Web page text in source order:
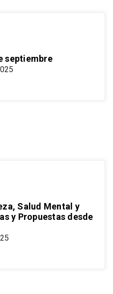
septiembre
Salud Mental y
y Propuestas desde